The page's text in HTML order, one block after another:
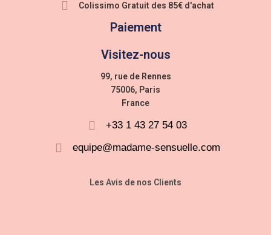
Colissimo Gratuit des 85€ d'achat
Paiement
Visitez-nous
99, rue de Rennes
75006, Paris
France
+33 1 43 27 54 03
equipe@madame-sensuelle.com
Les Avis de nos Clients